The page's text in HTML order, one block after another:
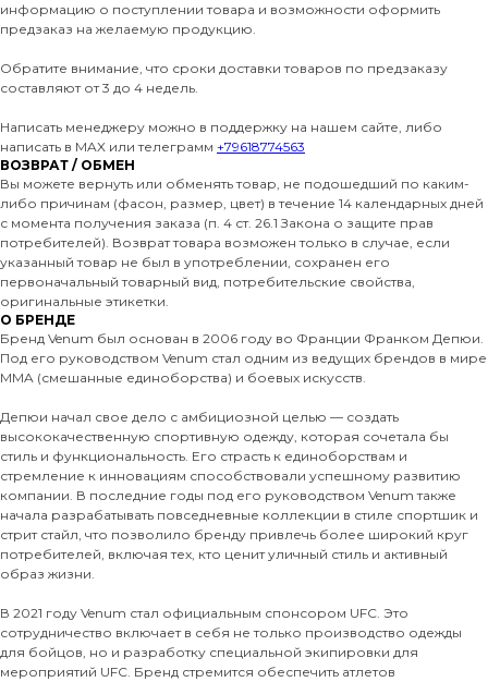
информацию о поступлении товара и возможности оформить
предзаказ на желаемую продукцию.
Обратите внимание, что сроки доставки товаров по предзаказу
составляют от 3 до 4 недель.
Написать менеджеру можно в поддержку на нашем сайте, либо
написать в MAX или телеграмм +79618774563
ВОЗВРАТ / ОБМЕН
Вы можете вернуть или обменять товар, не подошедший по каким-
либо причинам (фасон, размер, цвет) в течение 14 календарных дней
с момента получения заказа (п. 4 ст. 26.1 Закона о защите прав
потребителей). Возврат товара возможен только в случае, если
указанный товар не был в употреблении, сохранен его
первоначальный товарный вид, потребительские свойства,
оригинальные этикетки.
О БРЕНДЕ
Бренд Venum был основан в 2006 году во Франции Франком Депюи.
Под его руководством Venum стал одним из ведущих брендов в мире
MMA (смешанные единоборства) и боевых искусств.
Депюи начал свое дело с амбициозной целью — создать
высококачественную спортивную одежду, которая сочетала бы
стиль и функциональность. Его страсть к единоборствам и
стремление к инновациям способствовали успешному развитию
компании. В последние годы под его руководством Venum также
начала разрабатывать повседневные коллекции в стиле спортшик и
стрит стайл, что позволило бренду привлечь более широкий круг
потребителей, включая тех, кто ценит уличный стиль и активный
образ жизни.
В 2021 году Venum стал официальным спонсором UFC. Это
сотрудничество включает в себя не только производство одежды
для бойцов, но и разработку специальной экипировки для
мероприятий UFC. Бренд стремится обеспечить атлетов